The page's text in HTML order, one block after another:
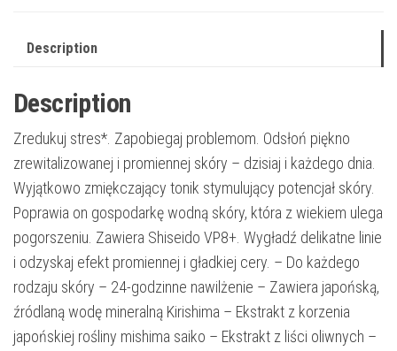
Description
Description
Zredukuj stres*. Zapobiegaj problemom. Odsłoń piękno
zrewitalizowanej i promiennej skóry – dzisiaj i każdego dnia.
Wyjątkowo zmiękczający tonik stymulujący potencjał skóry.
Poprawia on gospodarkę wodną skóry, która z wiekiem ulega
pogorszeniu. Zawiera Shiseido VP8+. Wygładź delikatne linie
i odzyskaj efekt promiennej i gładkiej cery. – Do każdego
rodzaju skóry – 24-godzinne nawilżenie – Zawiera japońską,
źródlaną wodę mineralną Kirishima – Ekstrakt z korzenia
japońskiej rośliny mishima saiko – Ekstrakt z liści oliwnych –